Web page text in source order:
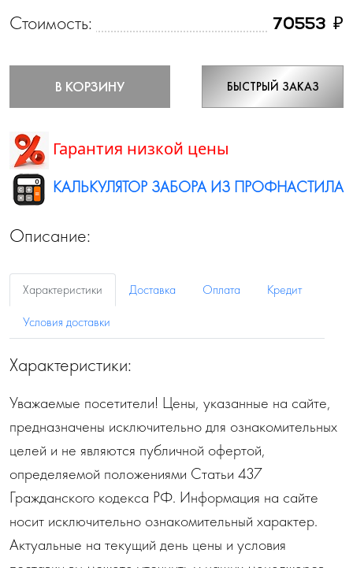
Стоимость: 70553 ₽
В КОРЗИНУ БЫСТРЫЙ ЗАКАЗ
Гарантия низкой цены
КАЛЬКУЛЯТОР ЗАБОРА ИЗ ПРОФНАСТИЛА
Описание:
Характеристики Доставка Оплата
Кредит
Условия доставки
Характеристики:
Уважаемые посетители! Цены, указанные на сайте,
предназначены исключительно для ознакомительных
целей и не являются публичной офертой,
определяемой положениями Статьи 437
Гражданского кодекса РФ. Информация на сайте
носит исключительно ознакомительный характер.
Актуальные на текущий день цены и условия